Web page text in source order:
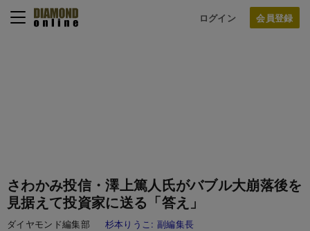
ログイン
さわかみ投信・澤上篤人氏がバブル大崩落後を
見据えて投資家に送る「答え」
ダイヤモンド編集部 杉本りうこ:副編集長